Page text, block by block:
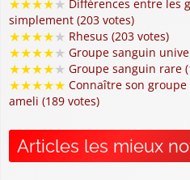
★★★★★ Différences entre les
simplement (203 votes)
★★★★★ Rhesus (203 votes)
★★★★★ Groupe sanguin
★★★★★ Groupe sanguin rare
★★★★★ Connaître son
ameli (189 votes)
Articles les mieux